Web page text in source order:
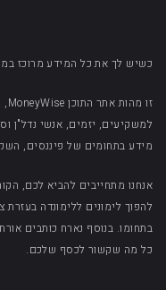
כשיש לך את כל המידע מרוכז
למשקיעים, יזמים, אנשי נדל"ן
מידע בתחומים של פיננסים,
אנחנו מתחייבים להביא לכם,
להפוך לימונים ללימונדה
בתחומו. בנוסף נארח כותבים
כל מה שקשור לכסף שלכם.